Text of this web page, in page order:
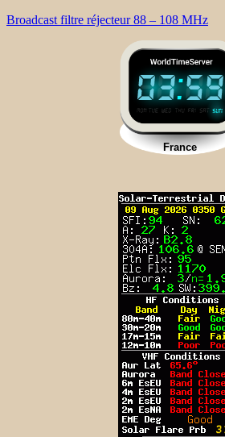
Broadcast filtre réjecteur 88 – 108 MHz